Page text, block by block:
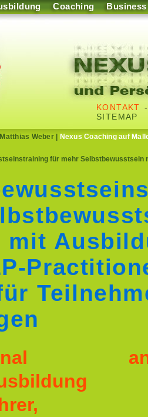
Coaching Business
KONTAKT
SITEMAP
Weber| Nexus Coaching auf
für mehr Selbstbewusstsein
mit